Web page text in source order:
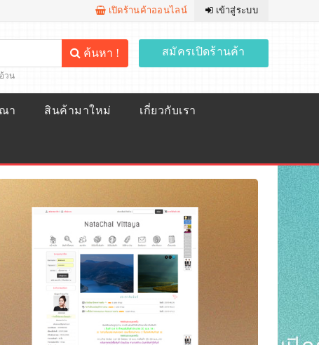
เปิดร้านค้าออนไลน์ เข้าสู่ระบบ
ค้นหา !
วน
สมัครเปิดร้านค้า
า สินค้ามาใหม่ เกี่ยวกับเรา